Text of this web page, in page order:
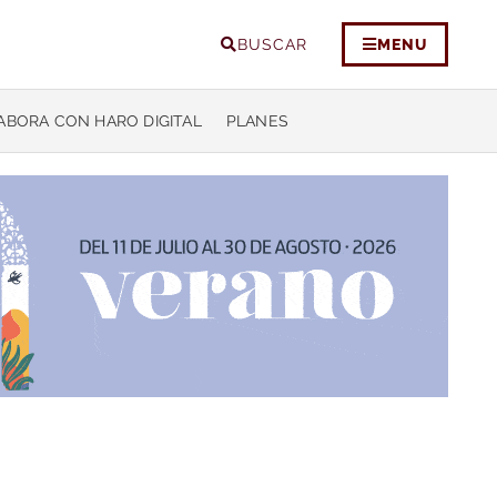
BUSCAR MENU
CON HARO DIGITAL PLANES